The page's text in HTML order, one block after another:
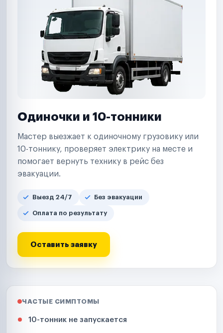
Одиночки и 10-тонники
Мастер выезжает к одиночному грузовику или
10-тоннику, проверяет электрику на месте и
помогает вернуть технику в рейс без
эвакуации.
Выезд 24/7 Без эвакуации
Оплата по результату
Оставить заявку
ЧАСТЫЕ СИМПТОМЫ
10-тонник не запускается